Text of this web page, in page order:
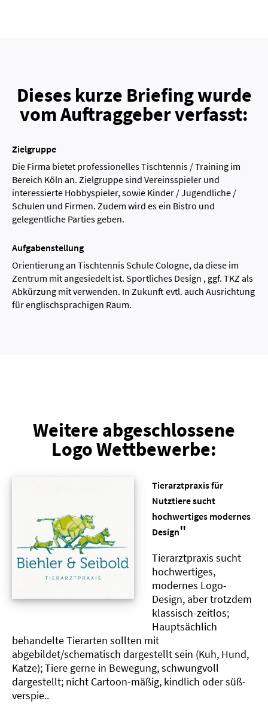
Dieses kurze Briefing wurde
vom Auftraggeber verfasst:
Zielgruppe
Die Firma bietet professionelles Tischtennis / Training im
Bereich Köln an. Zielgruppe sind Vereinsspieler und
interessierte Hobbyspieler, sowie Kinder / Jugendliche /
Schulen und Firmen. Zudem wird es ein Bistro und
gelegentliche Parties geben.
Aufgabenstellung
Orientierung an Tischtennis Schule Cologne, da diese im
Zentrum mit angesiedelt ist. Sportliches Design , ggf. TKZ als
Abkürzung mit verwenden. In Zukunft evtl. auch Ausrichtung
für englischsprachigen Raum.
Weitere abgeschlossene
Logo Wettbewerbe:
Tierarztpraxis für
Nutztiere sucht
hochwertiges modernes
Design"
Tierarztpraxis sucht
hochwertiges,
modernes Logo-
Design, aber trotzdem
klassisch-zeitlos;
Hauptsächlich
behandelte Tierarten sollten mit
abgebildet/schematisch dargestellt sein (Kuh, Hund,
Katze); Tiere gerne in Bewegung, schwungvoll
dargestellt; nicht Cartoon-mäßig, kindlich oder süß-
verspie..